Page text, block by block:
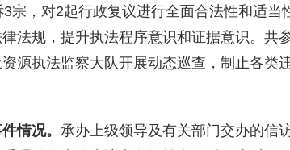
3宗 ，对2起行政复议进行全面合法性和适当
法规，提升执法程序意识和证据意识。共
源执法监察大队开展动态巡查，制止各类
情况。 承办上级领导及有关部门交办的信